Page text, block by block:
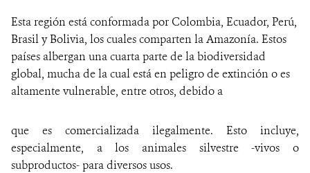
Esta región está conformada por Colombia, Ecuador, Perú,
Brasil y Bolivia, los cuales comparten la Amazonía. Estos
países albergan una cuarta parte de la biodiversidad
global, mucha de la cual está en peligro de extinción o es
altamente vulnerable, entre otros, debido a
que es comercializada ilegalmente. Esto incluye,
especialmente, a los animales silvestre -vivos o
subproductos- para diversos usos.